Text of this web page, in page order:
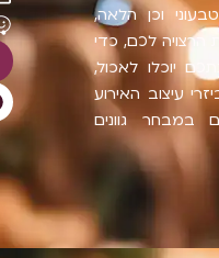
וכן הלאה,
לכם, כדי
יוכלו לאכול,
עיצוב האירוע
במבחר גוונים